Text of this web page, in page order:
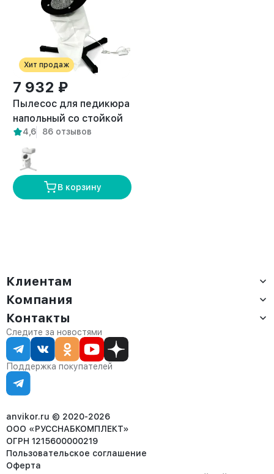
Хит продаж
7 932 ₽
Пылесос для педикюра
напольный со стойкой
Breeze черный
4,6 86 отзывов
В корзину
Клиентам
Доставка
Оплата
Сервис
Статус заказа
Статьи
Компания
О компании
Контакты
Партнёрам
Контакты
Отдел продаж:
8 (800) 234-22-62
corp@anvikor.ru
Ежедневно, с 7:00-19:00 (МСК)
Отдел рекламации:
8 (953) 455-25-61
Следите за новостями
Поддержка покупателей
anvikor.ru © 2020-2026
ООО «РУССНАБКОМПЛЕКТ»
ОГРН 1215600000219
Пользовательское соглашение
Оферта